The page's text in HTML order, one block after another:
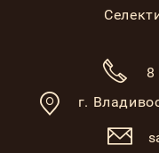
г.